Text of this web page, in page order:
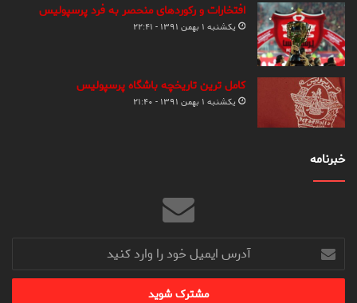
افتخارات و رکوردهای منحصر به فرد پرسپولیس
یکشنبه ۱ بهمن ۱۳۹۱ - ۲۲:۴۱
کامل ترین تاریخچه باشگاه پرسپولیس
یکشنبه ۱ بهمن ۱۳۹۱ - ۲۱:۴۰
خبرنامه
آدرس
ایمیل
خود